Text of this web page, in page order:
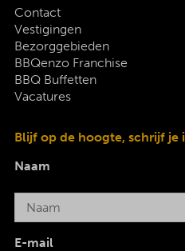
Contact
Vestigingen
Bezorggebieden
BBQenzo Franchise
BBQ Buffetten
Vacatures
Blijf op de hoogte, schrijf je
Naam
E-mail